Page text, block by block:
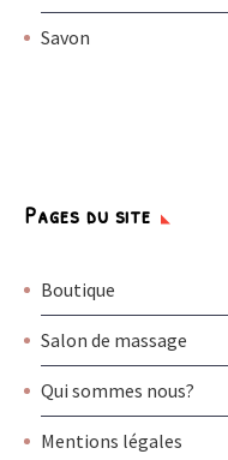
Savon
Pages du site
Boutique
Salon de massage
Qui sommes nous?
Mentions légales